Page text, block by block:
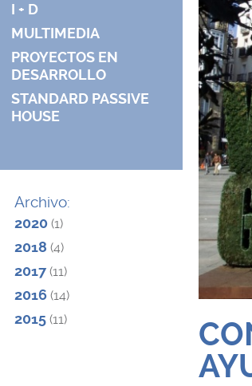
I + D
MULTIMEDIA
PROYECTOS EN
DESARROLLO
STANDARD PASSIVE
HOUSE
Archivo:
2020 (1)
2018 (4)
2017 (11)
2016 (14)
2015 (11)